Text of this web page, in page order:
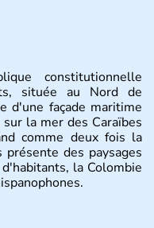
constitutionnelle
située au Nord de
d'une façade maritime
la mer des Caraïbes
comme deux fois la
des paysages
la Colombie